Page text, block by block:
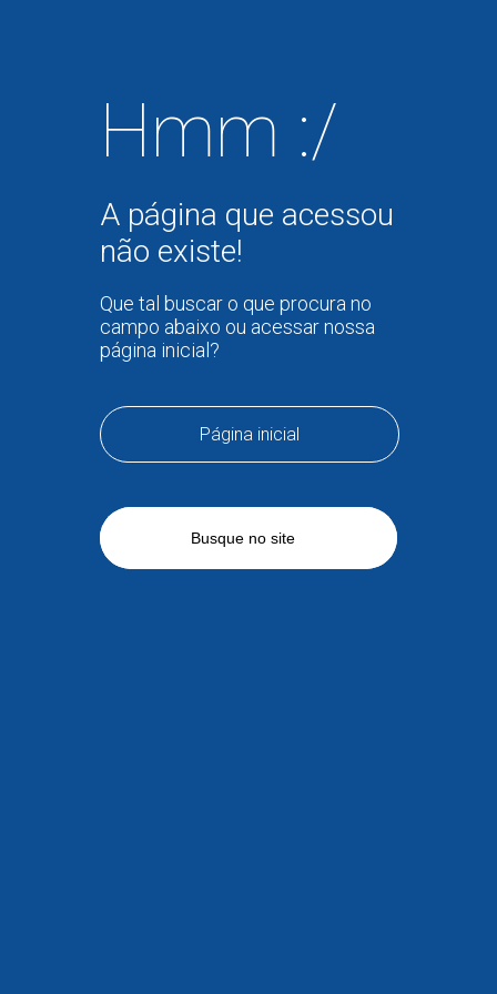
Hmm :/
A página que acessou
não existe!
Que tal buscar o que procura no
campo abaixo ou acessar nossa
página inicial?
Página inicial